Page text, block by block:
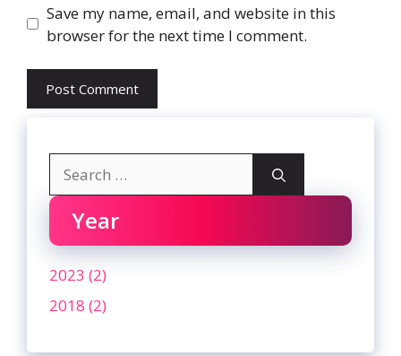
Website
Save my name, email, and website in this
browser for the next time I comment.
for:
Year
2023 (2)
2018 (2)